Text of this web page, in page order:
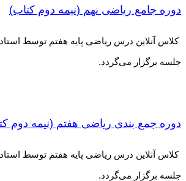
دوره جامع ریاضی نهم (نیمه دوم کتاب)
جلسه برگزار می‌گردد.
دوره جمع بندی ریاضی هفتم (نیمه دوم
جلسه برگزار می‌گردد.